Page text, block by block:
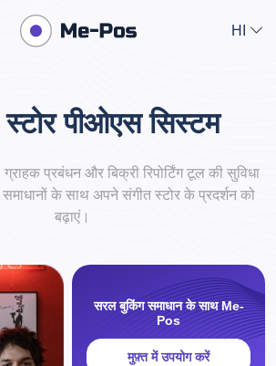
HI
पीओएस सिस्टम
प्रबंधन और बिक्री रिपोर्टिंग टूल की सुविधा
के साथ अपने संगीत स्टोर के प्रदर्शन को
बढ़ाएं।
सरल बुकिंग समाधान के साथ Me-
Pos
मुफ़्त में उपयोग करें